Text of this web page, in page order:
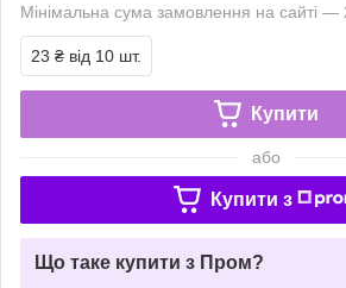
Мінімальна сума замовлення на сайті —
23 ₴ від 10 шт.
Купити
або
Купити з
Що таке купити з Пром?